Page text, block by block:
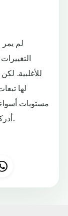
لم
للأغلبية.
لها
مستويات
أدركت بعد التهديدات التي يمكن أن تقضي عليها.